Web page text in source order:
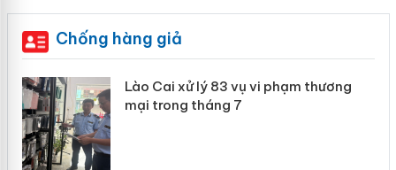
Chống hàng giả
Lào Cai xử lý 83 vụ vi phạm thương
mại trong tháng 7